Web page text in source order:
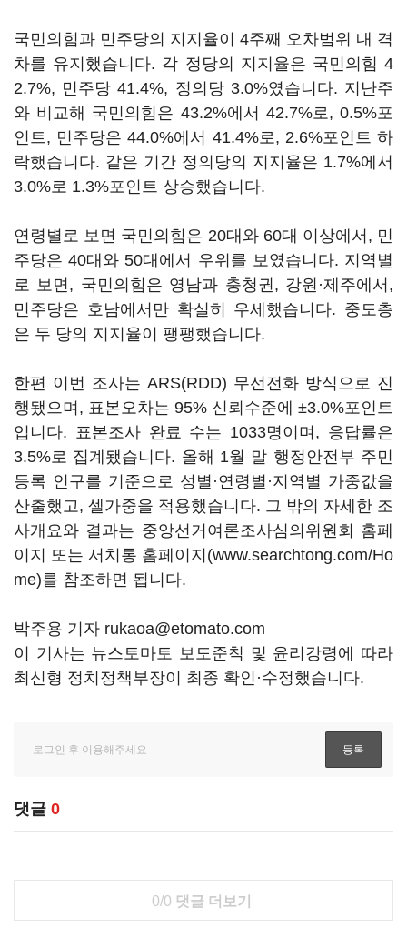
국민의힘과 민주당의 지지율이 4주째 오차범위 내 격
차를 유지했습니다. 각 정당의 지지율은 국민의힘 4
2.7%, 민주당 41.4%, 정의당 3.0%였습니다. 지난주
와 비교해 국민의힘은 43.2%에서 42.7%로, 0.5%포
인트, 민주당은 44.0%에서 41.4%로, 2.6%포인트 하
락했습니다. 같은 기간 정의당의 지지율은 1.7%에서
3.0%로 1.3%포인트 상승했습니다.
연령별로 보면 국민의힘은 20대와 60대 이상에서, 민
주당은 40대와 50대에서 우위를 보였습니다. 지역별
로 보면, 국민의힘은 영남과 충청권, 강원·제주에서,
민주당은 호남에서만 확실히 우세했습니다. 중도층
은 두 당의 지지율이 팽팽했습니다.
한편 이번 조사는 ARS(RDD) 무선전화 방식으로 진
행됐으며, 표본오차는 95% 신뢰수준에 ±3.0%포인트
입니다. 표본조사 완료 수는 1033명이며, 응답률은
3.5%로 집계됐습니다. 올해 1월 말 행정안전부 주민
등록 인구를 기준으로 성별·연령별·지역별 가중값을
산출했고, 셀가중을 적용했습니다. 그 밖의 자세한 조
사개요와 결과는 중앙선거여론조사심의위원회 홈페
이지 또는 서치통 홈페이지(www.searchtong.com/Ho
me)를 참조하면 됩니다.
박주용 기자 rukaoa@etomato.com
이 기사는 뉴스토마토 보도준칙 및 윤리강령에 따라
최신형 정치정책부장이 최종 확인·수정했습니다.
댓글 0
0/0 댓글 더보기